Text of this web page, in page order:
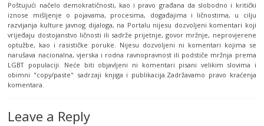
Poštujući načelo demokratičnosti, kao i pravo građana da slobodno i kritički
iznose mišljenje o pojavama, procesima, događajima i ličnostima, u cilju
razvijanja kulture javnog dijaloga, na Portalu nijesu dozvoljeni komentari koji
vrijeđaju dostojanstvo ličnosti ili sadrže prijetnje, govor mržnje, neprovjerene
optužbe, kao i rasističke poruke. Nijesu dozvoljeni ni komentari kojima se
narušava nacionalna, vjerska i rodna ravnopravnost ili podstiče mržnja prema
LGBT populaciji. Neće biti objavljeni ni komentari pisani velikim slovima i
obimni "copy/paste" sadrzaji knjiga i publikacija.Zadržavamo pravo kraćenja
komentara.
Leave a Reply